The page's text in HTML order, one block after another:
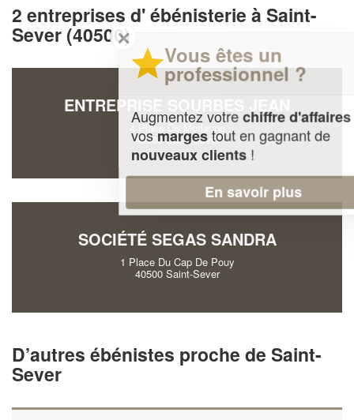
2 entreprises d' ébénisterie à Saint-
Sever (40500)
ENTREPRISE SOURBES JEAN
4 Place De Morlanne
40500 Saint-Sever
SOCIÉTÉ SEGAS SANDRA
1 Place Du Cap De Pouy
40500 Saint-Sever
D’autres ébénistes proche de Saint-
Sever
✕
Vous êtes un
professionnel ?
Augmentez votrechiffre d'affaireset
margestout en gagnant de
nouveaux clients!
En savoir plus